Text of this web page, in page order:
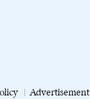
Advertisement